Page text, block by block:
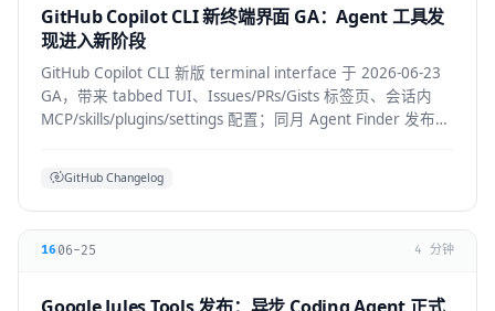
GitHub Copilot CLI 新终端界面 GA：Agent 工具发
现进入新阶段
GitHub Copilot CLI 新版 terminal interface 于 2026-06-23
GA，带来 tabbed TUI、Issues/PRs/Gists 标签页、会话内
MCP/skills/plugins/settings 配置；同月 Agent Finder 发布，
GitHub Changelog
1606-25 4 分钟
Google Jules Tools 发布：异步 Coding Agent 正式